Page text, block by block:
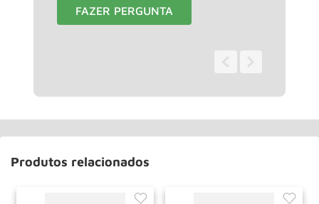
FAZER PERGUNTA
Produtos relacionados